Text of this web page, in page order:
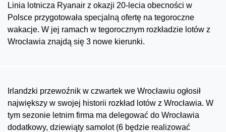
Linia lotnicza Ryanair z okazji 20-lecia obecności w
Polsce przygotowała specjalną ofertę na tegoroczne
wakacje. W jej ramach w tegorocznym rozkładzie lotów z
Wrocławia znajdą się 3 nowe kierunki.
Irlandzki przewoźnik w czwartek we Wrocławiu ogłosił
największy w swojej historii rozkład lotów z Wrocławia. W
tym sezonie letnim firma ma delegować do Wrocławia
dodatkowy, dziewiąty samolot (6 będzie realizować